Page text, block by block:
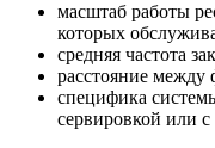
масштаб работы
которых
средняя частота
расстояние
специфика
сервировкой или